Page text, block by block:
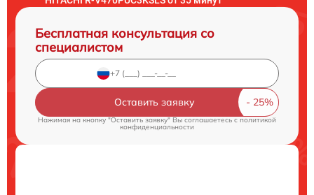
Бесплатная консультация со
специалистом
Оставить заявку
Нажимая на кнопку "Оставить заявку" Вы соглашаетесь cполитикой
конфиденциальности